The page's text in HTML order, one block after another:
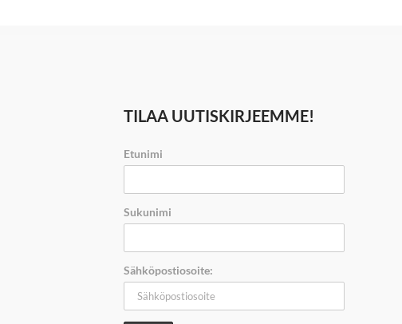
TILAA UUTISKIRJEEMME!
Etunimi
Sukunimi
Sähköpostiosoite: